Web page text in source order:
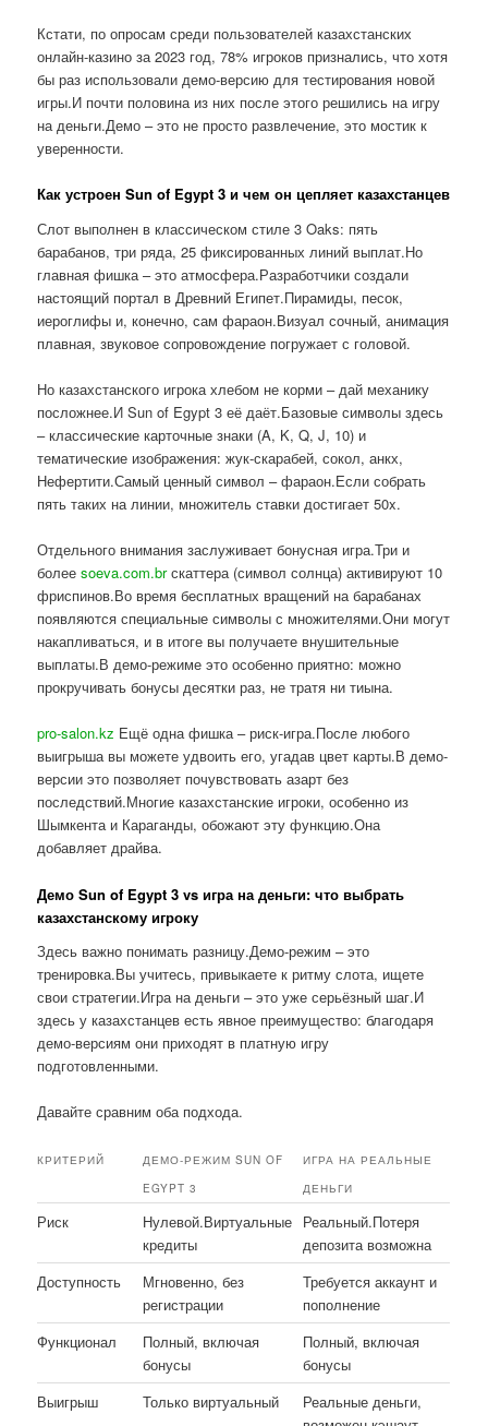
Кстати, по опросам среди пользователей казахстанских
онлайн-казино за 2023 год, 78% игроков признались, что хотя
бы раз использовали демо-версию для тестирования новой
игры.И почти половина из них после этого решились на игру
на деньги.Демо – это не просто развлечение, это мостик к
уверенности.
Как устроен Sun of Egypt 3 и чем он цепляет казахстанцев
Слот выполнен в классическом стиле 3 Oaks: пять
барабанов, три ряда, 25 фиксированных линий выплат.Но
главная фишка – это атмосфера.Разработчики создали
настоящий портал в Древний Египет.Пирамиды, песок,
иероглифы и, конечно, сам фараон.Визуал сочный, анимация
плавная, звуковое сопровождение погружает с головой.
Но казахстанского игрока хлебом не корми – дай механику
посложнее.И Sun of Egypt 3 её даёт.Базовые символы здесь
– классические карточные знаки (A, K, Q, J, 10) и
тематические изображения: жук-скарабей, сокол, анкх,
Нефертити.Самый ценный символ – фараон.Если собрать
пять таких на линии, множитель ставки достигает 50x.
Отдельного внимания заслуживает бонусная игра.Три и
болееsoeva.com.brскаттера (символ солнца) активируют 10
фриспинов.Во время бесплатных вращений на барабанах
появляются специальные символы с множителями.Они могут
накапливаться, и в итоге вы получаете внушительные
выплаты.В демо-режиме это особенно приятно: можно
прокручивать бонусы десятки раз, не тратя ни тиына.
pro-salon.kz Ещё одна фишка – риск-игра.После любого
выигрыша вы можете удвоить его, угадав цвет карты.В демо-
версии это позволяет почувствовать азарт без
последствий.Многие казахстанские игроки, особенно из
Шымкента и Караганды, обожают эту функцию.Она
добавляет драйва.
Демо Sun of Egypt 3 vs игра на деньги: что выбрать
казахстанскому игроку
Здесь важно понимать разницу.Демо-режим – это
тренировка.Вы учитесь, привыкаете к ритму слота, ищете
свои стратегии.Игра на деньги – это уже серьёзный шаг.И
здесь у казахстанцев есть явное преимущество: благодаря
демо-версиям они приходят в платную игру
подготовленными.
Давайте сравним оба подхода.
КРИТЕРИЙ
ДЕМО-РЕЖИМ SUN OF
EGYPT 3
ИГРА НА РЕАЛЬНЫЕ
ДЕНЬГИ
Риск
Нулевой.Виртуальные
кредиты
Реальный.Потеря
депозита возможна
Доступность
Мгновенно, без
регистрации
Требуется аккаунт и
пополнение
Функционал
Полный, включая
бонусы
Полный, включая
бонусы
Выигрыш
Только виртуальный
Реальные деньги,